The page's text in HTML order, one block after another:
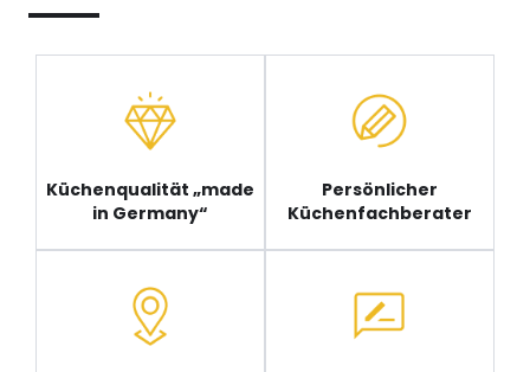
Küchenqualität „made
in Germany“
Persönlicher
Küchenfachberater